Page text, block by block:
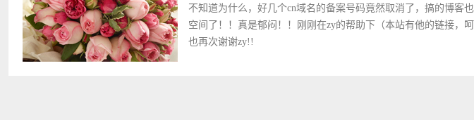
不知道为什么，好几个cn域名的备案号码竟然取消了，搞的博客
空间了！！真是郁闷！！刚刚在zy的帮助下（本站有他的链接，
也再次谢谢zy!!